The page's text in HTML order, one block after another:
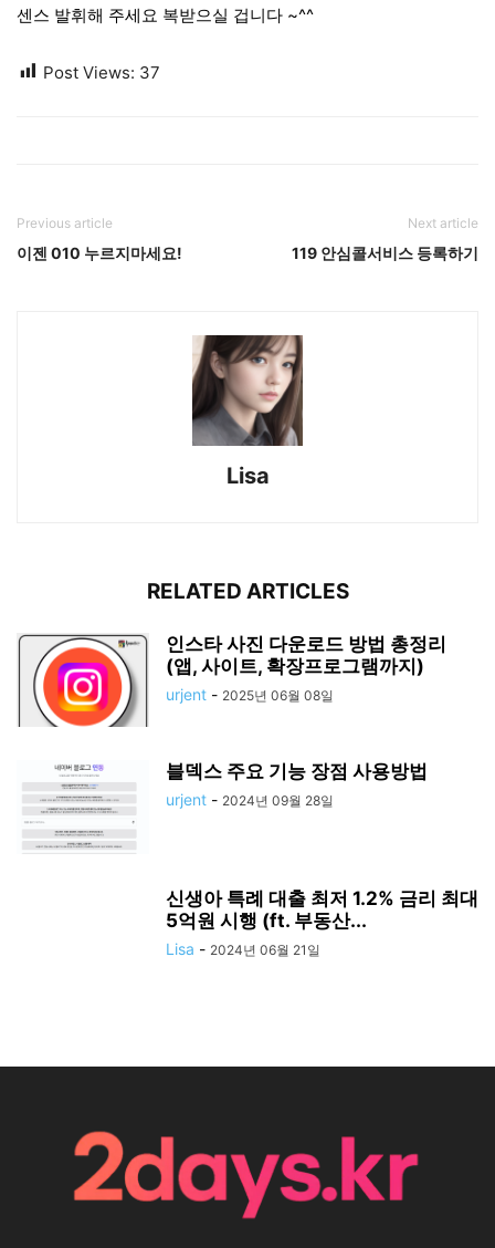
센스 발휘해 주세요 복받으실 겁니다 ~^^
Post Views: 37
Previous article
이젠 010 누르지마세요!
Next article
119 안심콜서비스 등록하기
Lisa
RELATED ARTICLES
인스타 사진 다운로드 방법 총정리
(앱, 사이트, 확장프로그램까지)
urjent - 2025년 06월 08일
블덱스 주요 기능 장점 사용방법
urjent - 2024년 09월 28일
신생아 특례 대출 최저 1.2% 금리 최대
5억원 시행 (ft. 부동산...
Lisa - 2024년 06월 21일